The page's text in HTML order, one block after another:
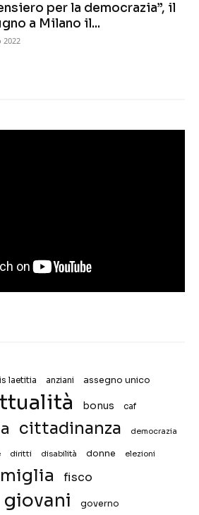
per la democrazia”, il
a Milano il...
2022
laetitia anziani assegno unico
bonus caf
cittadinanza democrazia
diritti disabilità donne elezioni
fisco
giovani governo